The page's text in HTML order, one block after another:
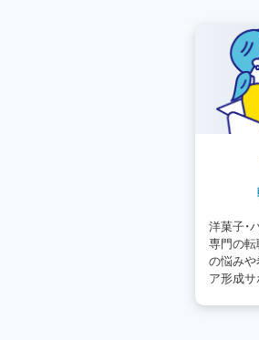
体験記
スイーツ
潜入レポ
新人パテ
アンケー
ウェデ
ベーカリ
アシェッ
フランス
身体のケ
洋菓子・
専門の転
の悩みや
ア形成サ